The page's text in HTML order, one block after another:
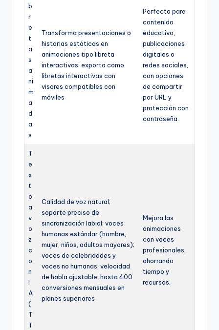
b
r
e
t
a
s
a
ni
m
a
d
a
s
Transforma presentaciones o
historias estáticas en
animaciones tipo libreta
interactivas; exporta como
libretas interactivas con
visores compatibles con
móviles
Perfecto para
contenido
educativo,
publicaciones
digitales o
redes sociales,
con opciones
de compartir
por URL y
protección con
contraseña.
T
e
x
t
o
a
v
o
z
c
o
n
I
A
(
T
T
Calidad de voz natural;
soporte preciso de
sincronización labial; voces
humanas estándar (hombre,
mujer, niños, adultos mayores);
voces de celebridades y
voces no humanas; velocidad
de habla ajustable; hasta 400
conversiones mensuales en
planes superiores
Mejora las
animaciones
con voces
profesionales,
ahorrando
tiempo y
recursos.